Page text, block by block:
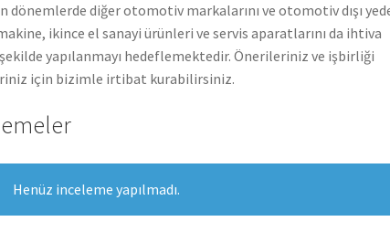
dönemlerde diğer otomotiv markalarını ve otomotiv dışı
ikince el sanayi ürünleri ve servis aparatlarını da ihtiva
yapılanmayı hedeflemektedir. Önerileriniz ve işbirliği
için bizimle irtibat kurabilirsiniz.
Henüz inceleme yapılmadı.